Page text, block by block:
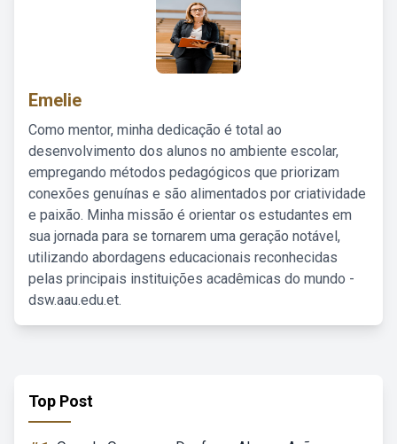
Emelie
Como mentor, minha dedicação é total ao
desenvolvimento dos alunos no ambiente escolar,
empregando métodos pedagógicos que priorizam
conexões genuínas e são alimentados por criatividade
e paixão. Minha missão é orientar os estudantes em
sua jornada para se tornarem uma geração notável,
utilizando abordagens educacionais reconhecidas
pelas principais instituições acadêmicas do mundo -
dsw.aau.edu.et.
Top Post